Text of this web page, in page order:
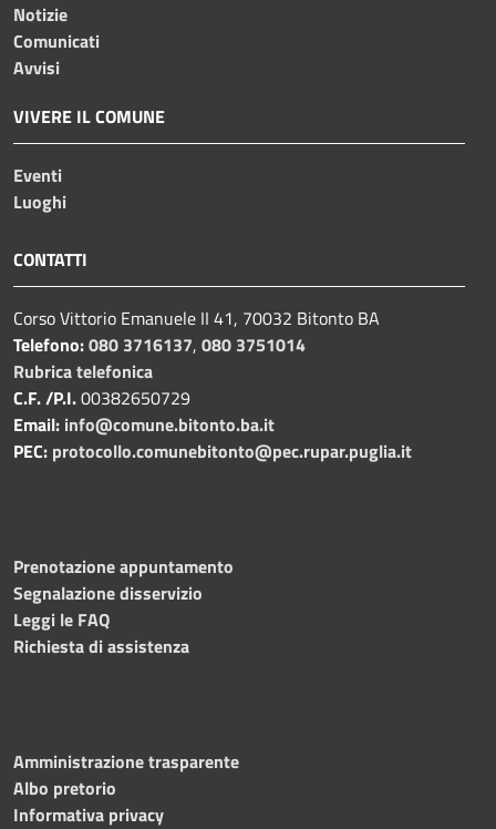
Notizie
Comunicati
Avvisi
VIVERE IL COMUNE
Eventi
Luoghi
CONTATTI
Corso Vittorio Emanuele II 41, 70032 Bitonto BA
Telefono:080 3716137, 080 3751014
Rubrica telefonica
C.F. /P.I.00382650729
Email: info@comune.bitonto.ba.it
PEC: protocollo.comunebitonto@pec.rupar.puglia.it
Prenotazione appuntamento
Segnalazione disservizio
Leggi le FAQ
Richiesta di assistenza
Amministrazione trasparente
Albo pretorio
Informativa privacy